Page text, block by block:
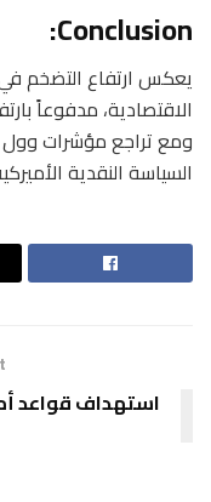
Conclusion:
الاقتصادية، مدفوعاً
ومع تراجع مؤشرات
السياسة النقدية
استهداف قواعد